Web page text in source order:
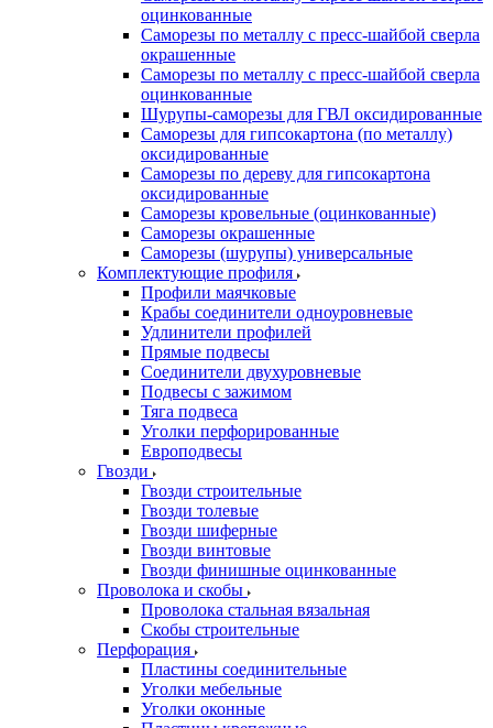
оцинкованные
Саморезы по металлу с пресс-шайбой сверла
окрашенные
Саморезы по металлу с пресс-шайбой сверла
оцинкованные
Шурупы-саморезы для ГВЛ оксидированные
Саморезы для гипсокартона (по металлу)
оксидированные
Саморезы по дереву для гипсокартона
оксидированные
Саморезы кровельные (оцинкованные)
Саморезы окрашенные
Саморезы (шурупы) универсальные
Комплектующие профиля
Профили маячковые
Крабы соединители одноуровневые
Удлинители профилей
Прямые подвесы
Соединители двухуровневые
Подвесы с зажимом
Тяга подвеса
Уголки перфорированные
Европодвесы
Гвозди
Гвозди строительные
Гвозди толевые
Гвозди шиферные
Гвозди винтовые
Гвозди финишные оцинкованные
Проволока и скобы
Проволока стальная вязальная
Скобы строительные
Перфорация
Пластины соединительные
Уголки мебельные
Уголки оконные